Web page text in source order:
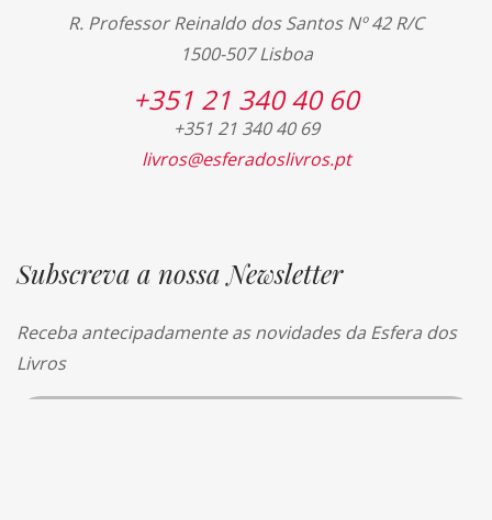
R. Professor Reinaldo dos Santos Nº 42 R/C
1500-507 Lisboa
+351 21 340 40 60
+351 21 340 40 69
livros@esferadoslivros.pt
Subscreva a nossa Newsletter
Receba antecipadamente as novidades da Esfera dos
Livros